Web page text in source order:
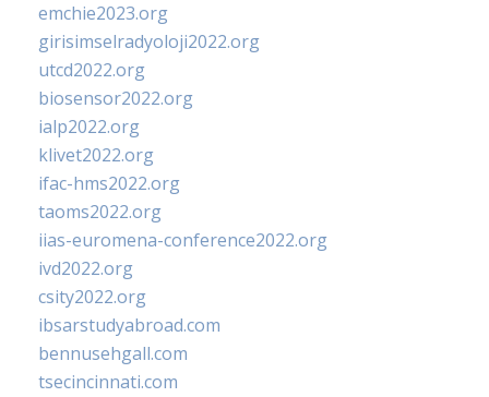
emchie2023.org
girisimselradyoloji2022.org
utcd2022.org
biosensor2022.org
ialp2022.org
klivet2022.org
ifac-hms2022.org
taoms2022.org
iias-euromena-conference2022.org
ivd2022.org
csity2022.org
ibsarstudyabroad.com
bennusehgall.com
tsecincinnati.com